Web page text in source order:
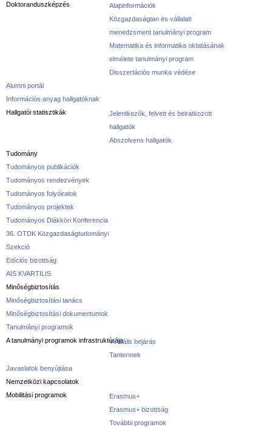
Doktoranduszképzés
Alapinformációk
Közgazdaságtan és vállalati
menedzsment tanulmányi program
Matematika és informatika oktatásának
elmélete tanulmányi program
Disszertációs munka védése
Alumni portál
Információs anyag hallgatóknak
Hallgatói statisztikák
Jelentkezők, felvett és beiratkozott
hallgatók
Abszolvens hallgatók
Tudomány
Tudományos publikációk
Tudományos rendezvények
Tudományos folyóiratok
Tudományos projektek
Tudományos Diákköri Konferencia
36. OTDK Közgazdaságtudományi
Szekció
Edíciós bizottság
AIS KVARTILIS
Minőségbiztosítás
Minőségbiztosítási tanács
Minőségbiztosítási dokumentumok
Tanulmányi programok
A tanulmányi programok infrastruktúrájaVirtuális bejárás
Tantermek
Javaslatok benyújtása
Nemzetközi kapcsolatok
Mobilitási programok
Erasmus+
Erasmus+ bizottság
További programok